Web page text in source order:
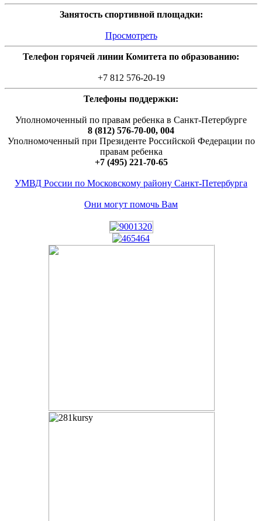
Занятость спортивной площадки:
Просмотреть
Телефон горячей линии Комитета по образованию:
+7 812 576-20-19
Телефоны поддержки:
Уполномоченный по правам ребенка в Санкт-Петербурге
8 (812) 576-70-00, 004
Уполномоченный при Президенте Российской Федерации по
правам ребенка
+7 (495) 221-70-65
УМВД России по Московскому району Санкт-Петербурга
Они могут помочь Вам